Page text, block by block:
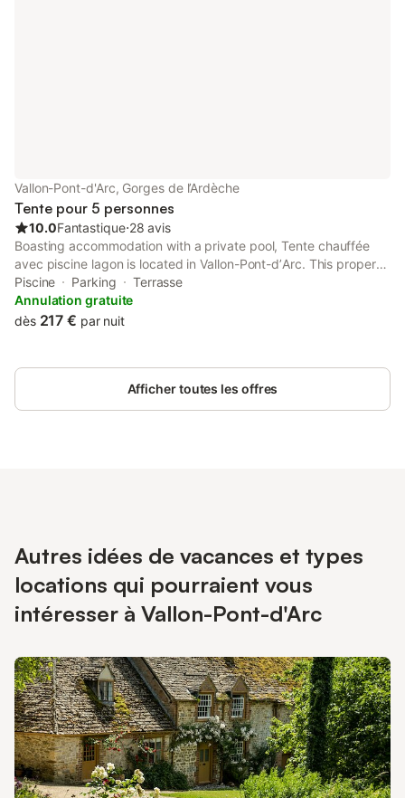
Vallon-Pont-d'Arc, Gorges de l’Ardèche
Tente pour 5 personnes
10.0Fantastique⋅28 avis
Boasting accommodation with a private pool, Tente chauffée
avec piscine lagon is located in Vallon-Pont-dʼArc. This property
offers access to a terrace and free private parking. The
property is non-smoking and is situated 5.6 km from Pont d'Arc.
Piscine Parking
Terrasse
Annulation gratuite
dès 217 € par nuit
Afficher toutes les offres
Autres idées de vacances et types
locations qui pourraient vous
intéresser à Vallon-Pont-d'Arc